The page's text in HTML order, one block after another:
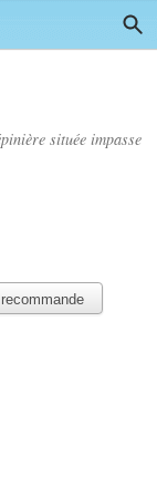
située impasse